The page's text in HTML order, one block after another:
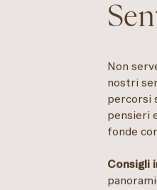
Non
nostri
percorsi
pensieri
fonde
Consigli